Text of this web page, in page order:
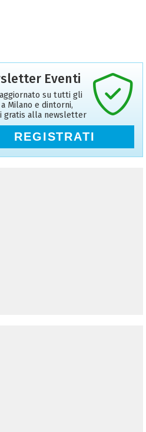
Eventi
su tutti gli
Milano e dintorni,
gratis alla newsletter
REGISTRATI